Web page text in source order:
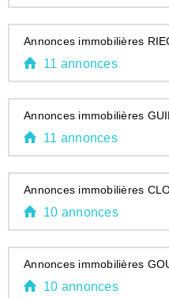
Annonces immobilières
11 annonces
Annonces immobilières
11 annonces
Annonces immobilières
10 annonces
Annonces immobilières
10 annonces